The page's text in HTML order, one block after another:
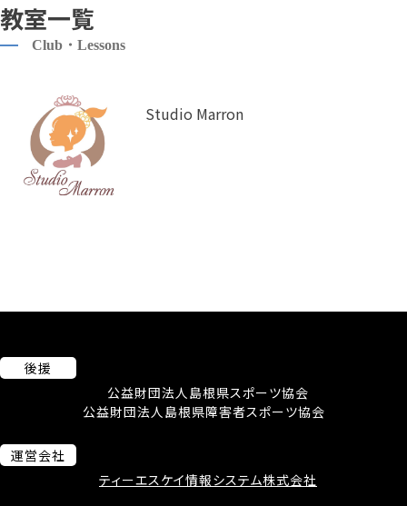
教室一覧
Club・Lessons
Studio Marron
後援
公益財団法人島根県スポーツ協会
公益財団法人島根県障害者スポーツ協会
運営会社
ティーエスケイ情報システム株式会社